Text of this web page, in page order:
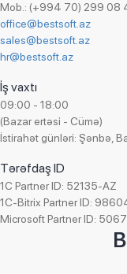
Mob.: (+994 70) 299 08
office@bestsoft.az
sales@bestsoft.az
hr@bestsoft.az
İş vaxtı
09:00 - 18:00
(Bazar ertəsi - Cümə)
İstirahət günləri: Şənbə,
Tərəfdaş ID
1C Partner ID: 52135-AZ
1C-Bitrix Partner ID:
Microsoft Partner ID: